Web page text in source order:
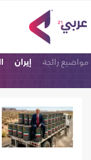
مواضيع رائجة إيران